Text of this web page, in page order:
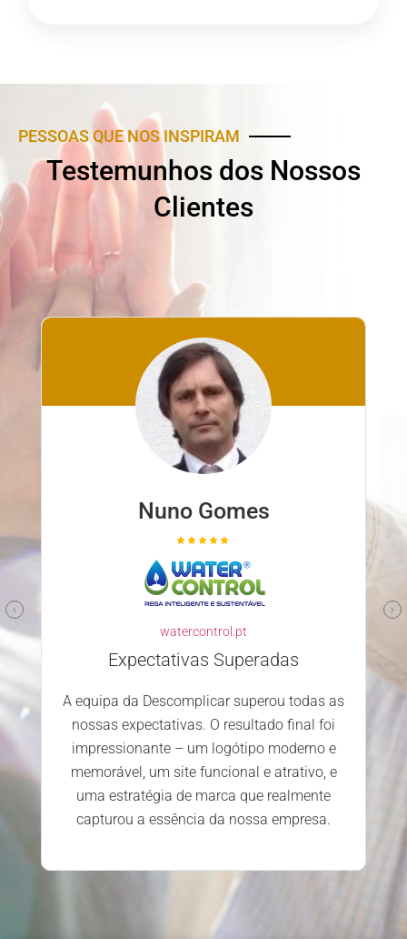
PESSOAS QUE NOS INSPIRAM
Testemunhos dos Nossos
Clientes
Nuno Gomes
watercontrol.pt
Expectativas Superadas
A equipa da Descomplicar superou todas as
nossas expectativas. O resultado final foi
impressionante – um logótipo moderno e
memorável, um site funcional e atrativo, e
uma estratégia de marca que realmente
capturou a essência da nossa empresa.